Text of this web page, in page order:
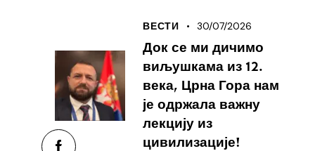
ВЕСТИ 30/07/2026
Док се ми дичимо
виљушкама из 12.
века, Црна Гора нам
је одржала важну
лекцију из
цивилизације!